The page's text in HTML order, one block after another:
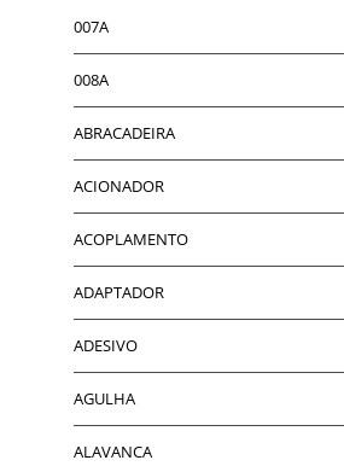
007A
008A
ABRACADEIRA
ACIONADOR
ACOPLAMENTO
ADAPTADOR
ADESIVO
AGULHA
ALAVANCA